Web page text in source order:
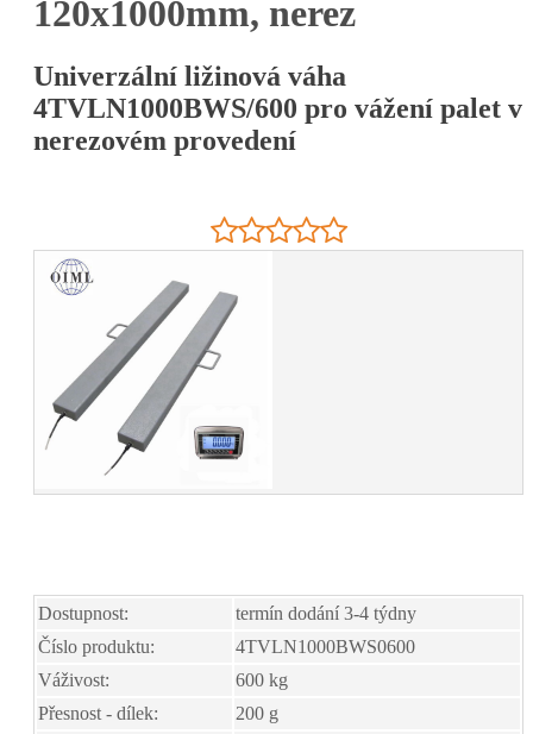
120x1000mm, nerez
Univerzální ližinová váha
4TVLN1000BWS/600 pro vážení palet v
nerezovém provedení
Dostupnost:
termín dodání 3-4 týdny
Číslo produktu:
4TVLN1000BWS0600
Váživost:
600 kg
Přesnost - dílek:
200 g